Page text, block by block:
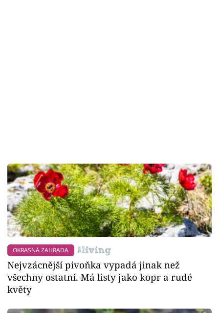
OKRASNÁ ZAHRADA
Nejvzácnější pivoňka vypadá jinak než
všechny ostatní. Má listy jako kopr a rudé
květy